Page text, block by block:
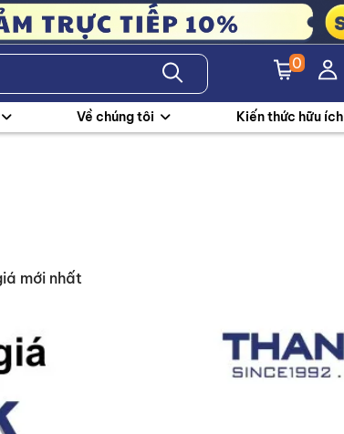
0
Về chúng tôi Kiến thức hữu ích
mới nhất